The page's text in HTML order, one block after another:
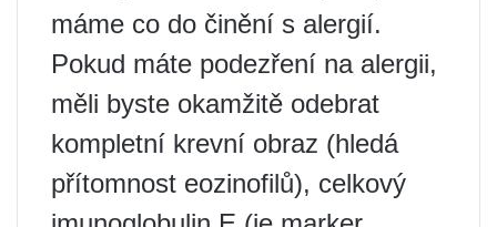
máme co do činění s alergií.
Pokud máte podezření na alergii,
měli byste okamžitě odebrat
kompletní krevní obraz (hledá
přítomnost eozinofilů), celkový